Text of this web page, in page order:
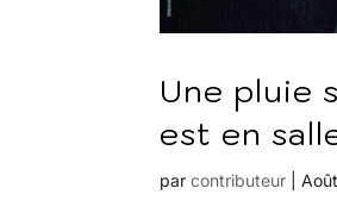
Une pluie
est en
parcontributeur |